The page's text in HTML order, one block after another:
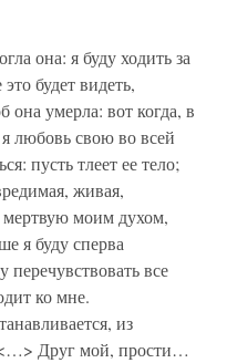
она: я буду ходить за
будет видеть,
она умерла: вот когда, в
любовь свою во всей
пусть тлеет ее тело;
живая,
моим духом,
я буду сперва
все
ко мне.
из
<…> Друг мой, прости…